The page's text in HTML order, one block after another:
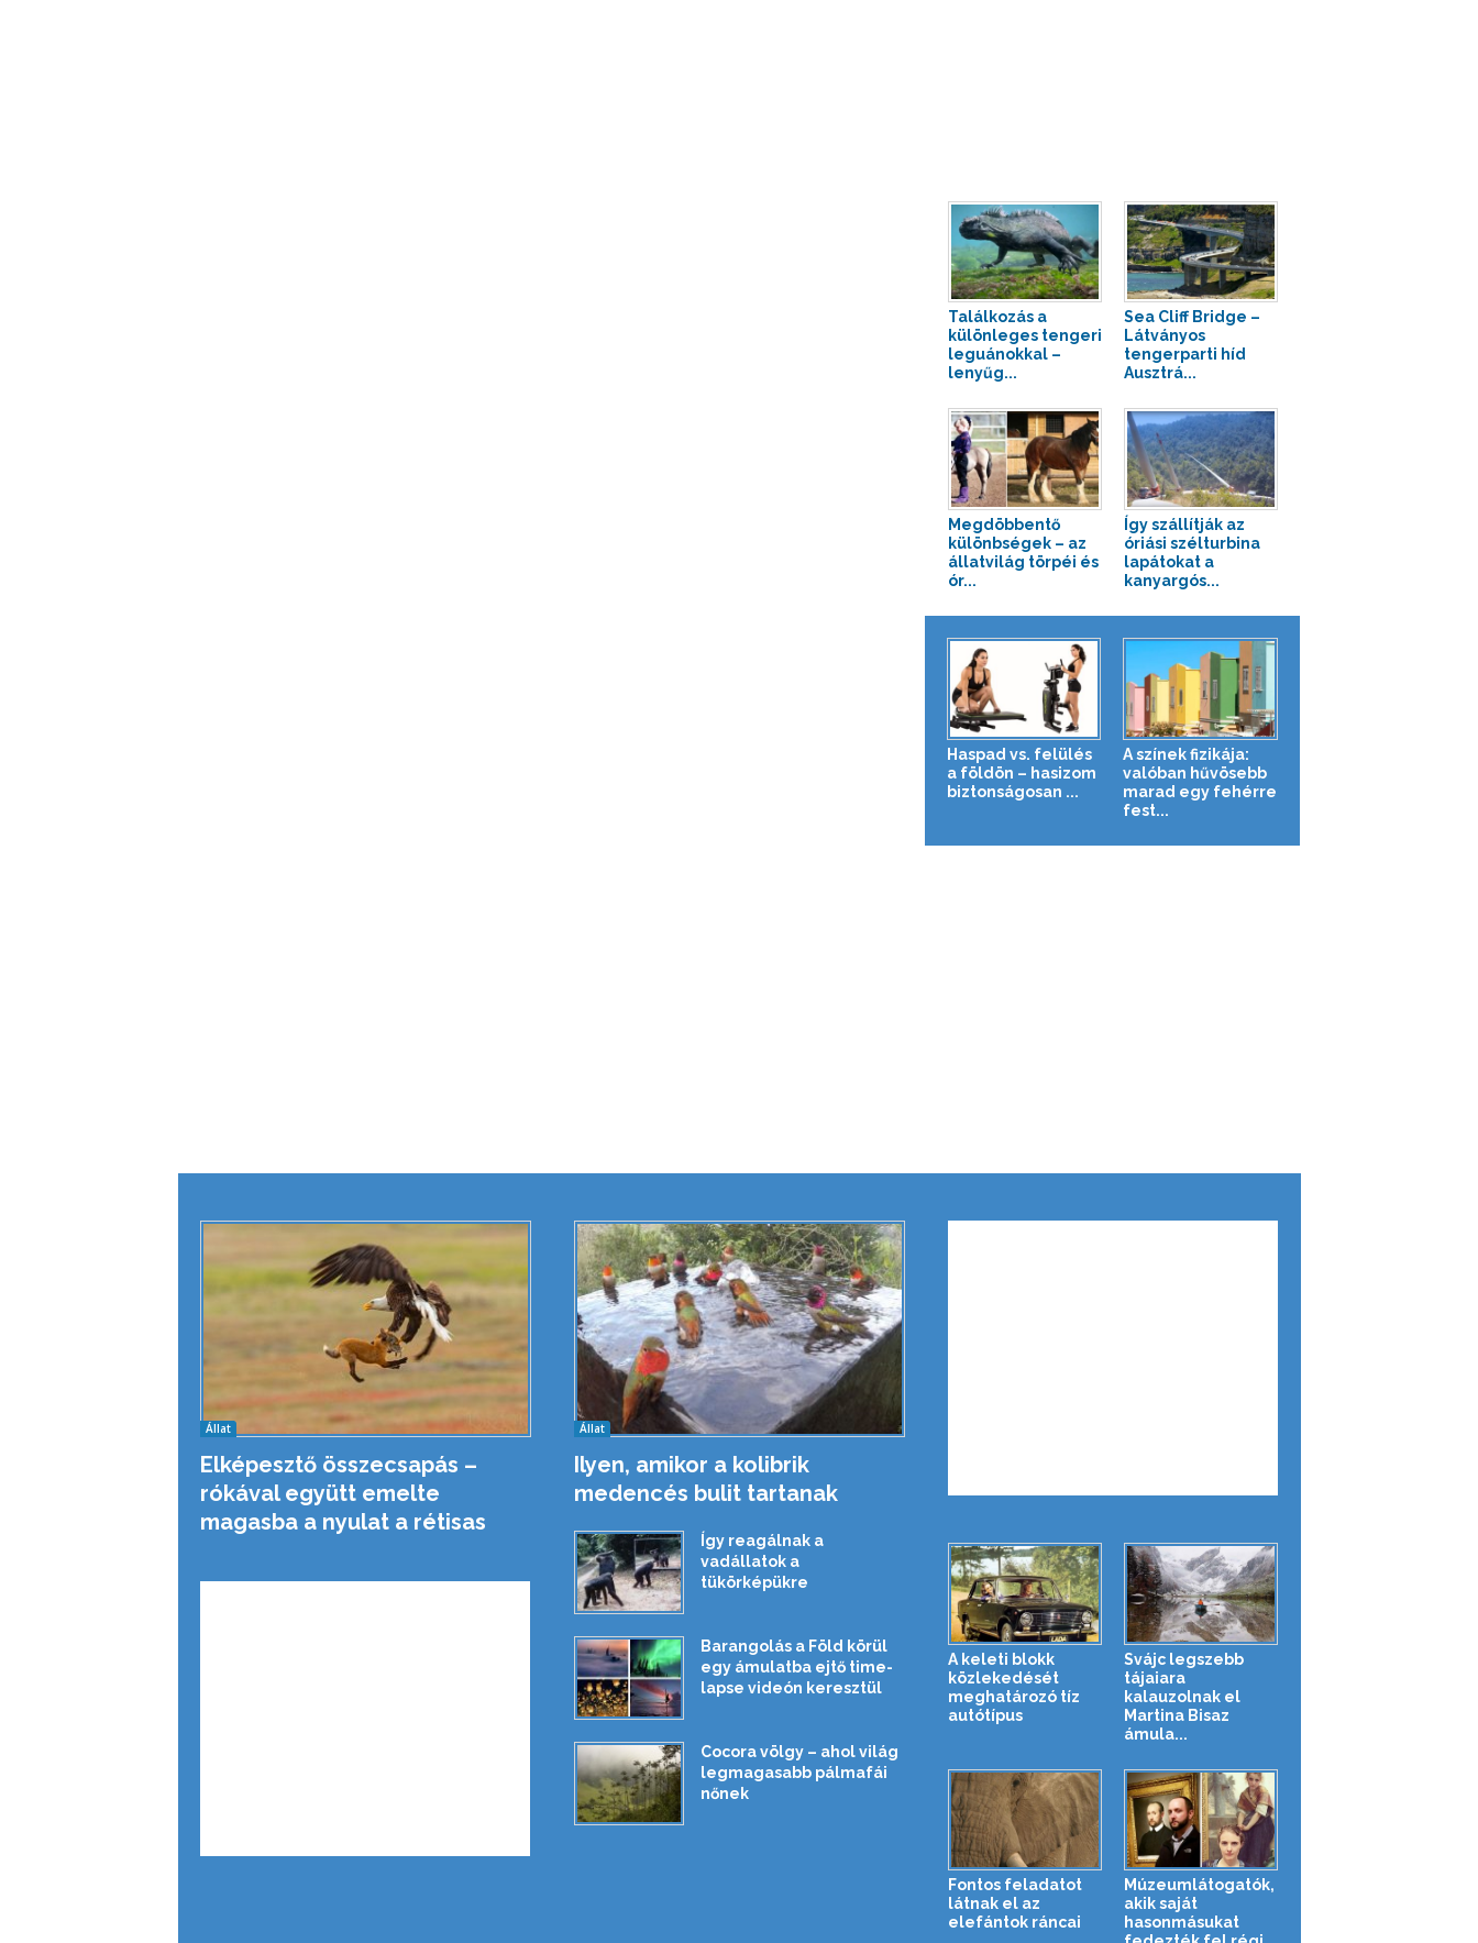
Találkozás a
különleges tengeri
leguánokkal –
lenyűg...
Sea Cliff Bridge –
Látványos
tengerparti híd
Ausztrá...
Megdöbbentő
különbségek – az
állatvilág törpéi és
ór...
Így szállítják az
óriási szélturbina
lapátokat a
kanyargós...
Haspad vs. felülés
a földön – hasizom
biztonságosan ...
A színek fizikája:
valóban hűvösebb
marad egy fehérre
fest...
Állat
Elképesztő összecsapás –
rókával együtt emelte
magasba a nyulat a rétisas
Állat
Ilyen, amikor a kolibrik
medencés bulit tartanak
Így reagálnak a
vadállatok a
tükörképükre
Barangolás a Föld körül
egy ámulatba ejtő time-
lapse videón keresztül
Cocora völgy – ahol világ
legmagasabb pálmafái
nőnek
A keleti blokk
közlekedését
meghatározó tíz
autótípus
Svájc legszebb
tájaiara
kalauzolnak el
Martina Bisaz
ámula...
Fontos feladatot
látnak el az
elefántok ráncai
Múzeumlátogatók,
akik saját
hasonmásukat